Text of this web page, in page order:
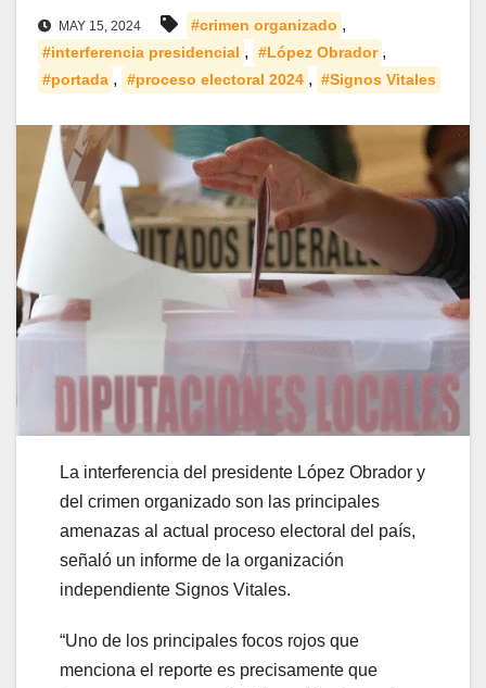
MAY 15, 2024 #crimen organizado ,
#interferencia presidencial , #López Obrador ,
#portada , #proceso electoral 2024 , #Signos Vitales
La interferencia del presidente López Obrador y
del crimen organizado son las principales
amenazas al actual proceso electoral del país,
señaló un informe de la organización
independiente Signos Vitales.
“Uno de los principales focos rojos que
menciona el reporte es precisamente que